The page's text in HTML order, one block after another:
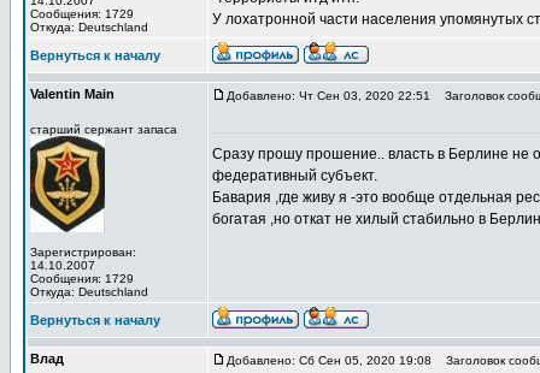
Сообщения: 1729
Откуда: Deutschland
У лохатронной части населения упомянутых
Вернуться к началу
Valentin Main
старший сержант запаса
Зарегистрирован:
14.10.2007
Сообщения: 1729
Откуда: Deutschland
Добавлено: Чт Сен 03, 2020 22:51 Заголовок
Сразу прошу прошение.. власть в Берлине не
федеративный субъект.
Бавария ,где живу я -это вообще отдельная
богатая ,но откат не хилый стабильно в
Вернуться к началу
Влад Добавлено: Сб Сен 05, 2020 19:08 Заголовок